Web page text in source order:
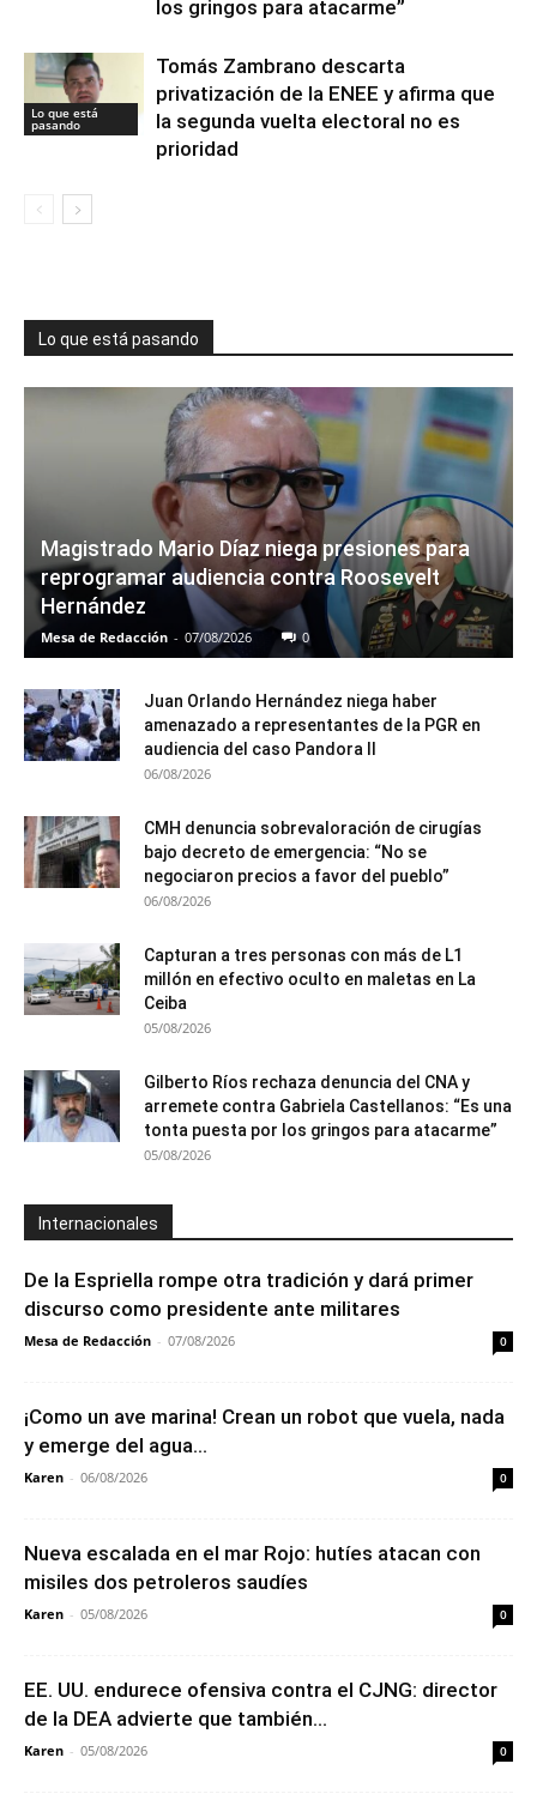
los gringos para atacarme”
Lo que está
pasando
Tomás Zambrano descarta
privatización de la ENEE y afirma que
la segunda vuelta electoral no es
prioridad
Lo que está pasando
Magistrado Mario Díaz niega presiones para
reprogramar audiencia contra Roosevelt
Hernández
Mesa de Redacción - 07/08/2026 0
Juan Orlando Hernández niega haber
amenazado a representantes de la PGR en
audiencia del caso Pandora II
06/08/2026
CMH denuncia sobrevaloración de cirugías
bajo decreto de emergencia: “No se
negociaron precios a favor del pueblo”
06/08/2026
Capturan a tres personas con más de L1
millón en efectivo oculto en maletas en La
Ceiba
05/08/2026
Gilberto Ríos rechaza denuncia del CNA y
arremete contra Gabriela Castellanos: “Es una
tonta puesta por los gringos para atacarme”
05/08/2026
Internacionales
De la Espriella rompe otra tradición y dará primer
discurso como presidente ante militares
Mesa de Redacción - 07/08/2026 0
¡Como un ave marina! Crean un robot que vuela, nada
y emerge del agua...
Karen - 06/08/2026 0
Nueva escalada en el mar Rojo: hutíes atacan con
misiles dos petroleros saudíes
Karen - 05/08/2026 0
EE. UU. endurece ofensiva contra el CJNG: director
de la DEA advierte que también...
Karen - 05/08/2026 0